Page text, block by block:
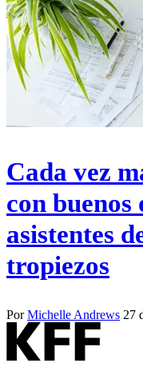
Cada vez
con buenos
asistentes
tropiezos
PorMichelle Andrews 27